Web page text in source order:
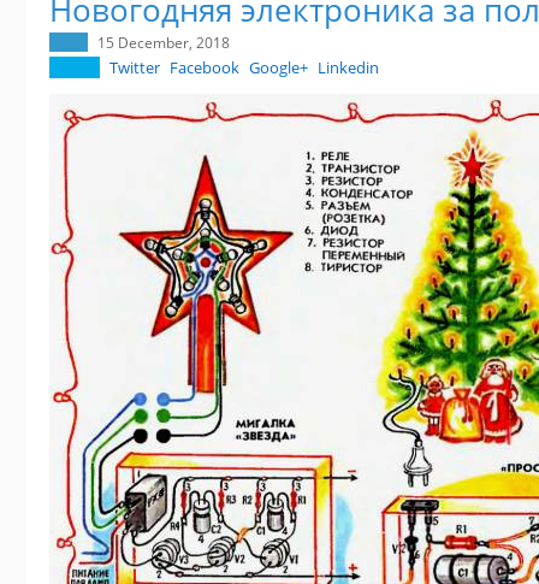
Новогодняя электроника за
15 December, 2018
Twitter Facebook Google+ Linkedin